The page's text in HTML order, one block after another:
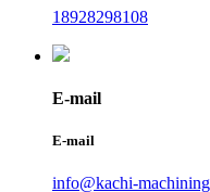
18928298108
E-mail
E-mail
info@kachi-